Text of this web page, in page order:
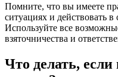
Помните, что вы имеете
ситуациях и действовать в
Используйте все
взяточничества и
Что делать,